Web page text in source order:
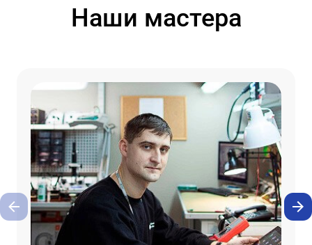
Наши мастера